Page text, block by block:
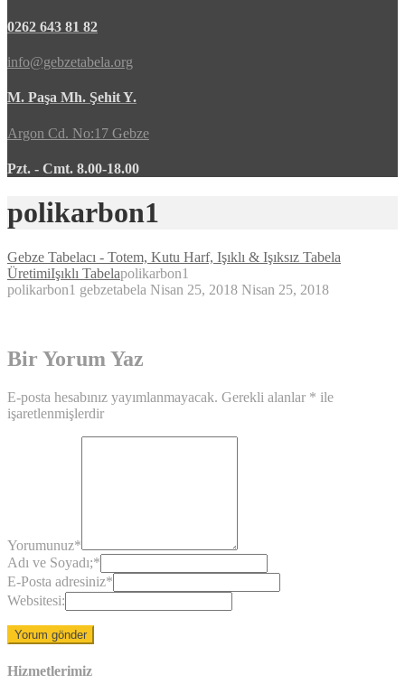
0262 643 81 82
info@gebzetabela.org
M. Paşa Mh. Şehit Y.
Argon Cd. No:17 Gebze
Pzt. - Cmt. 8.00-18.00
polikarbon1
Gebze Tabelacı - Totem, Kutu Harf, Işıklı & Işıksız Tabela
ÜretimiIşıklı Tabelapolikarbon1
polikarbon1 gebzetabela Nisan 25, 2018 Nisan 25, 2018
Bir Yorum Yaz
E-posta hesabınız yayımlanmayacak. Gerekli alanlar * ile
işaretlenmişlerdir
Yorumunuz*
Adı ve Soyadı;*
E-Posta adresiniz*
Websitesi:
Hizmetlerimiz